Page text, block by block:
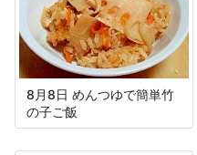
8月8日 めんつゆで簡単竹
の子ご飯